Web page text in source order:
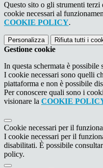
Questo sito o gli strumenti
cookie necessari al
COOKIE POLICY.
Personalizza Rifiuta tutti i
Gestione cookie
In questa schermata è
I cookie necessari sono quelli
piattaforma e non è possibile
Per conoscere quali sono i
visionare la COOKIE
Cookie necessari per il
I cookie necessari per il
disabilitati. È possibile
policy.